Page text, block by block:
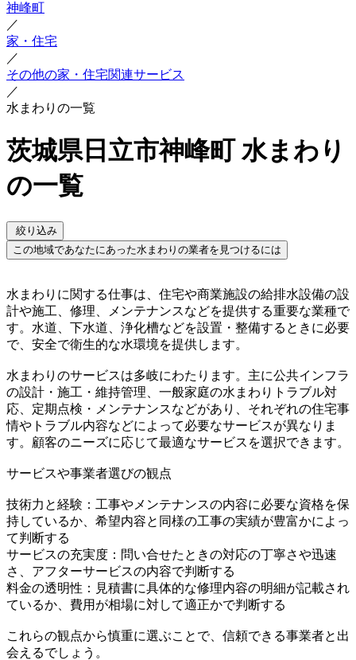
神峰町
／
家・住宅
／
その他の家・住宅関連サービス
／
水まわりの一覧
茨城県日立市神峰町 水まわり
の一覧
絞り込み
この地域であなたにあった水まわりの業者を見つけるには
水まわりに関する仕事は、住宅や商業施設の給排水設備の設
計や施工、修理、メンテナンスなどを提供する重要な業種で
す。水道、下水道、浄化槽などを設置・整備するときに必要
で、安全で衛生的な水環境を提供します。
水まわりのサービスは多岐にわたります。主に公共インフラ
の設計・施工・維持管理、一般家庭の水まわりトラブル対
応、定期点検・メンテナンスなどがあり、それぞれの住宅事
情やトラブル内容などによって必要なサービスが異なりま
す。顧客のニーズに応じて最適なサービスを選択できます。
サービスや事業者選びの観点
技術力と経験：工事やメンテナンスの内容に必要な資格を保
持しているか、希望内容と同様の工事の実績が豊富かによっ
て判断する
サービスの充実度：問い合せたときの対応の丁寧さや迅速
さ、アフターサービスの内容で判断する
料金の透明性：見積書に具体的な修理内容の明細が記載され
ているか、費用が相場に対して適正かで判断する
これらの観点から慎重に選ぶことで、信頼できる事業者と出
会えるでしょう。